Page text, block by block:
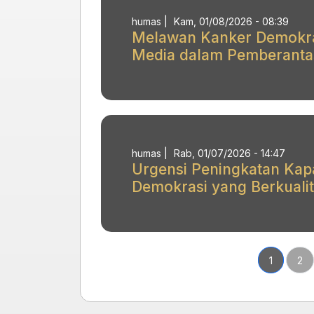
humas Kam, 01/08/2026 - 08:39
Melawan Kanker
Media dalam
humas Rab, 01/07/2026 - 14:47
Urgensi Peningkatan
Demokrasi yang
Halaman
1 2